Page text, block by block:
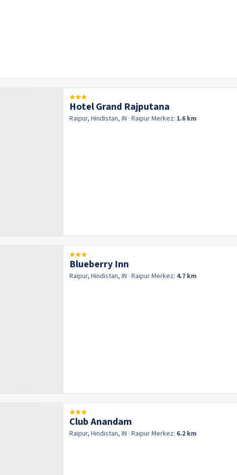
Hotel Grand Rajputana
Raipur, Hindistan, IN · RaipurMerkez: 1.6 km
Blueberry Inn
Raipur, Hindistan, IN · RaipurMerkez: 4.7 km
Club Anandam
Raipur, Hindistan, IN · RaipurMerkez: 6.2 km